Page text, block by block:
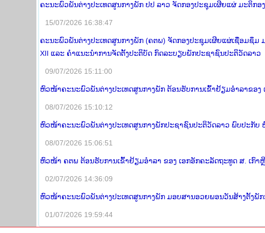
ຄະນະພົວພັນຕ່າງປະເທດສູນກາງພັກ ປປ ລາວ ຈັດກອງປະຊຸມເຜີຍແຜ່ ມະຕິກ
15/07/2026 16:38:47
ຄະນະພົວພັນຕ່າງປະເທດສູນກາງພັກ (ຄຕພ) ຈັດກອງປະຊຸມເຜີຍແຜ່ເຊື່ອມຊຶ
XII ແລະ ຄໍາແນະນໍາການຈັດຕັ້ງປະຕິບັດ ກົດລະບຽບພັກປະຊາຊົນປະຕິວັດລາວ
09/07/2026 15:11:00
ຫົວໜ້າຄະນະພົວພັນຕ່າງປະເທດສູນກາງພັກ ຕ້ອນຮັບການເຂົ້າຢ້ຽມອຳລາຂອງ
08/07/2026 15:10:12
ຫົວໜ້າຄະນະພົວພັນຕ່າງປະເທດສູນກາງພັກປະຊາຊົນປະຕິວັດລາວ ພົບປະກັ
08/07/2026 15:06:51
ຫົວໜ້າ ຄຕພ ຕ້ອນຮັບການເຂົ້າຢ້ຽມອໍາລາ ຂອງ ເອກອັກຄະລັດຖະທູດ ສ. ເກົາຫຼີ
02/07/2026 14:36:09
ຫົວໜ້າຄະນະພົວພັນຕ່າງປະເທດສູນກາງພັກ ມອບສານອວຍພອນວັນສ້າງຕັ້ງພັ
01/07/2026 19:59:44